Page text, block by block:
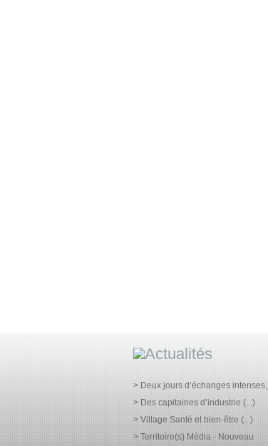
> Deux jours d’échanges intenses,
> Des capitaines d’industrie (...)
> Village Santé et bien-être (...)
> Territoire(s) Média - Nouveau